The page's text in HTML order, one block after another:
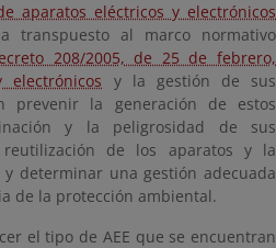
aparatos eléctricos y electrónicos
transpuesto al marco normativo
208/2005, de 25 de febrero,
y la gestión de sus
prevenir la generación de estos
y la peligrosidad de sus
de los aparatos y la
determinar una gestión adecuada
de la protección ambiental.
el tipo de AEE que se encuentran